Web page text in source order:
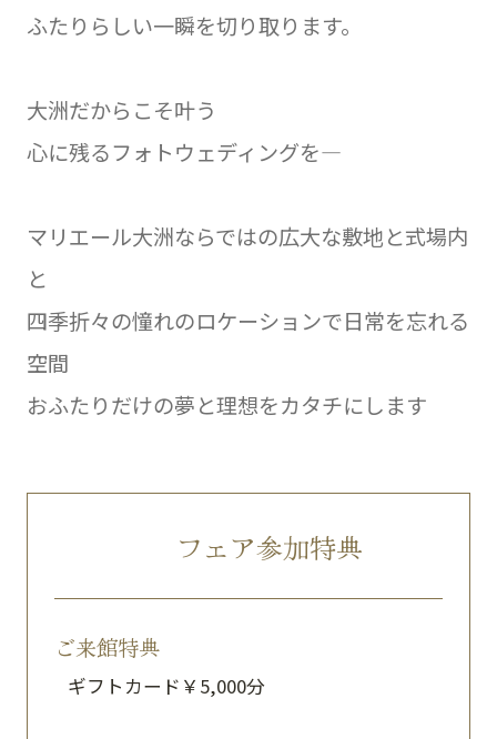
ふたりらしい一瞬を切り取ります。
大洲だからこそ叶う
心に残るフォトウェディングを―
マリエール大洲ならではの広大な敷地と式場内
と
四季折々の憧れのロケーションで日常を忘れる
空間
おふたりだけの夢と理想をカタチにします
フェア参加特典
ご来館特典
ギフトカード￥5,000分